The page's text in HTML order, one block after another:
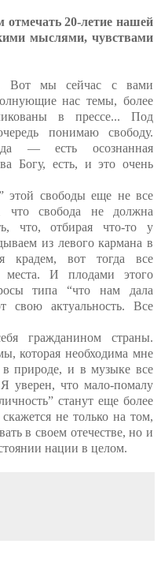
20-летие нашей
мыслями, чувствами
мы сейчас с вами
нас темы, более
в прессе... Под
понимаю свободу.
— есть осознанная
Богу, есть, и это очень
этой свободы еще не все
свобода не должна
что, отбирая что-то у
из левого кармана в
крадем, вот тогда все
места. И плодами этого
типа “что нам дала
свою актуальность. Все
гражданином страны.
которая необходима мне
природе, и в музыке все
уверен, что мало-помалу
станут еще более
не только на том,
в своем отечестве, но и
нации в целом.